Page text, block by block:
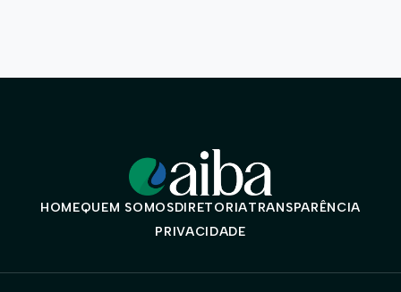
HOMEQUEM SOMOSDIRETORIATRANSPARÊNCIA
PRIVACIDADE